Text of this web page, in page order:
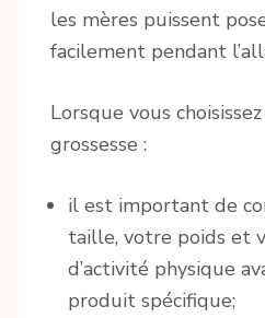
les mères puissent
facilement pendant
Lorsque vous
grossesse :
il est important de
taille, votre poids et
d’activité physique
produit spécifique;